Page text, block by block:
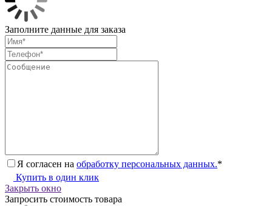
Заполните данные для заказа
Я согласен на обработку персональных данных.*
Купить в один клик
Закрыть окно
Запросить стоимость товара